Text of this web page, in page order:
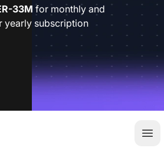
33M for monthly and
yearly subscription